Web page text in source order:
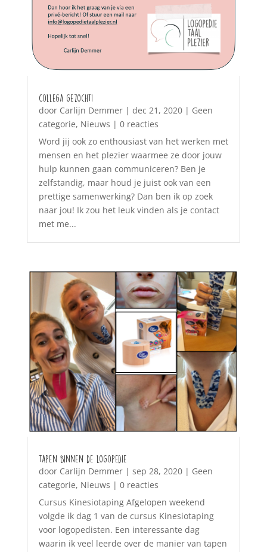
Collega gezocht!
door Carlijn Demmer| dec 21, 2020| Geen
categorie, Nieuws | 0 reacties
Word jij ook zo enthousiast van het werken met
mensen en het plezier waarmee ze door jouw
hulp kunnen gaan communiceren? Ben je
zelfstandig, maar houd je juist ook van een
prettige samenwerking? Dan ben ik op zoek
naar jou! Ik zou het leuk vinden als je contact
met me...
Tapen binnen de logopedie
door Carlijn Demmer| sep 28, 2020| Geen
categorie, Nieuws | 0 reacties
Cursus Kinesiotaping Afgelopen weekend
volgde ik dag 1 van de cursus Kinesiotaping
voor logopedisten. Een interessante dag
waarin ik veel leerde over de manier van tapen